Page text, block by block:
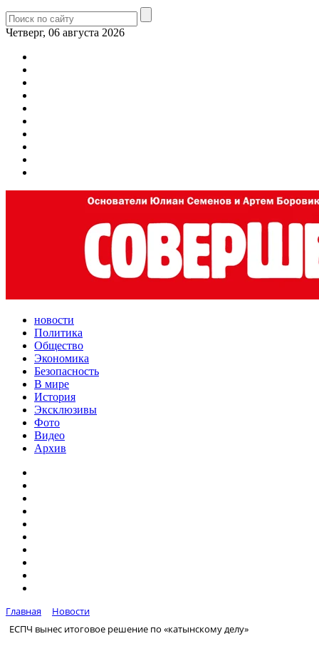
Четверг, 06 августа 2026
новости
Политика
Общество
Экономика
Безопасность
В мире
История
Эксклюзивы
Фото
Видео
Архив
Главная
Новости
ЕСПЧ вынес итоговое решение по «катынскому делу»